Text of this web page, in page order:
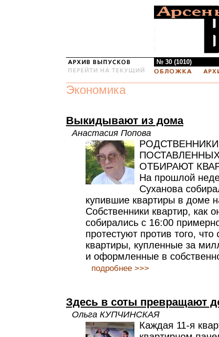
№ 30 (1010)
Экономика
Выкидывают из дома
Анастасия Попова
ОТБИРАЮТ
На прошлой
Суханова
купившие квартиры в доме
Собственники квартир, как
собирались с 16:00
протестуют против того,
квартиры, купленные за
и оформленные в
подробнее >>>
Здесь в соты превращают
Ольга КУПЧИНСКАЯ
Каждая 11-я